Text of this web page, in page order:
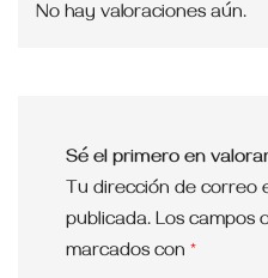
No hay valoraciones aún.
Sé el primero en
Tu dirección de correo
publicada. Los campos
marcados con *